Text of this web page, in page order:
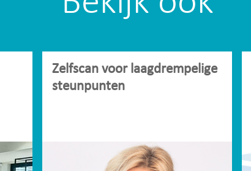
Zelfscan voor laagdrempelige
steunpunten